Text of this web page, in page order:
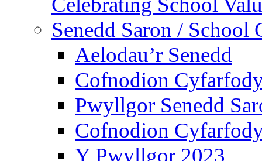
Senedd Saron / School
Aelodau’r Senedd
Cofnodion
Pwyllgor Senedd
Cofnodion
Y Pwyllgor 2023